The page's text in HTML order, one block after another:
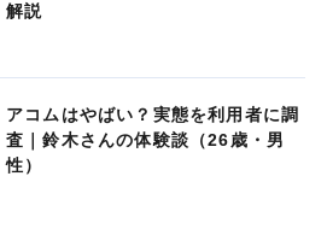
解説
アコムはやばい？実態を利用者に調
査｜鈴木さんの体験談（26歳・男
性）